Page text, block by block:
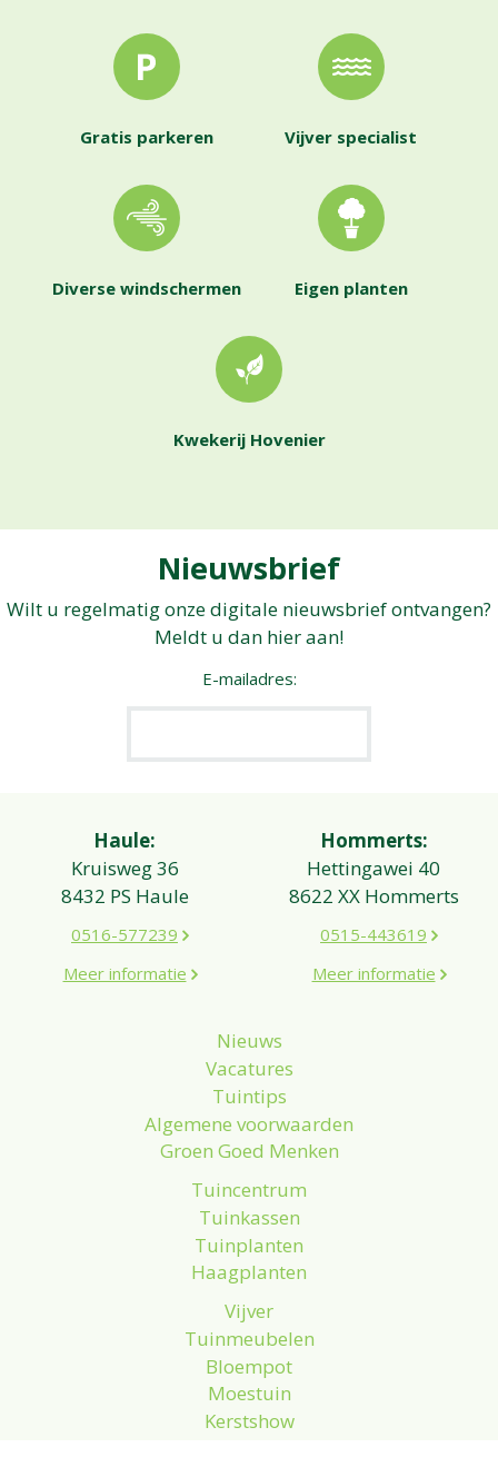
Gratis parkeren Vijver specialist
Diverse windschermen Eigen planten
Kwekerij Hovenier
Nieuwsbrief
Wilt u regelmatig onze digitale nieuwsbrief ontvangen?
Meldt u dan hier aan!
E-mailadres:
Haule:
Kruisweg 36
8432 PS Haule
0516-577239
Meer informatie
Hommerts:
Hettingawei 40
8622 XX Hommerts
0515-443619
Meer informatie
Nieuws
Vacatures
Tuintips
Algemene voorwaarden
Groen Goed Menken
Tuincentrum
Tuinkassen
Tuinplanten
Haagplanten
Vijver
Tuinmeubelen
Bloempot
Moestuin
Kerstshow